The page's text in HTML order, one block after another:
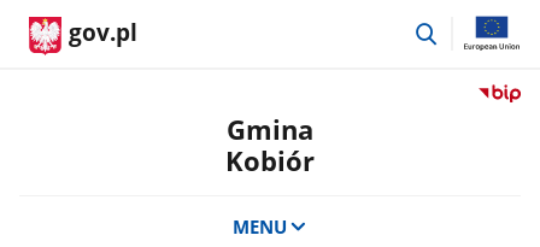
gov.pl
przejdź
Przejdź
Gmina
Kobiór
MENU